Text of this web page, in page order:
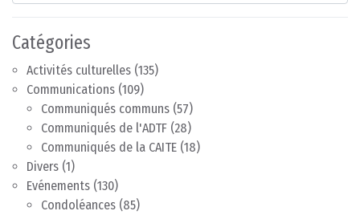
Catégories
Activités culturelles (135)
Communications (109)
Communiqués communs (57)
Communiqués de l'ADTF (28)
Communiqués de la CAITE (18)
Divers (1)
Evénements (130)
Condoléances (85)